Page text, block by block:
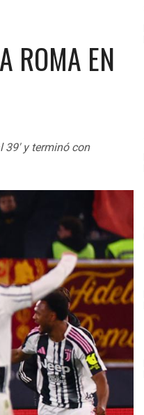
ROMA EN
y terminó con